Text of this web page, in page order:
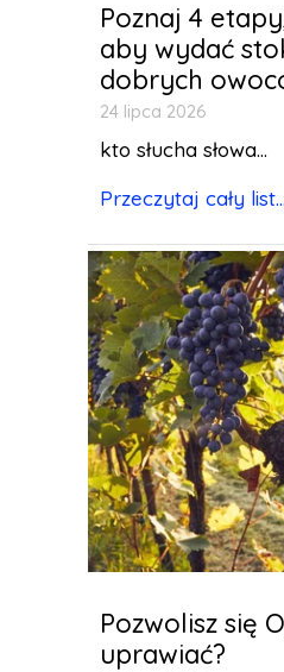
Poznaj 4
aby wydać
dobrych
24 lipca 2026
kto słucha słowa...
Przeczytaj cały list...
Pozwolisz się
uprawiać?